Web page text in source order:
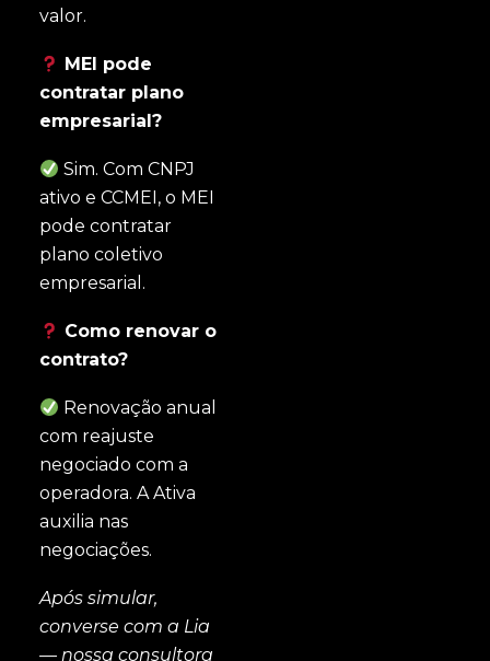
valor.
MEI pode
contratar plano
empresarial?
Sim. Com CNPJ
ativo e CCMEI, o MEI
pode contratar
plano coletivo
empresarial.
Como renovar o
contrato?
Renovação anual
com reajuste
negociado com a
operadora. A Ativa
auxilia nas
negociações.
Após simular,
converse com a Lia
— nossa consultora